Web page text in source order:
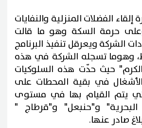
الفضلات المنزلية والنفايات
حرمة السكة وهو ما قالت
الشركة ويعرقل تنفيذ البرنامج
وهوما تسجله الشركة في هذه
حيث حدّت هذه السلوكيات
في بقية المحطات على
يتم القيام بها في مستوى
و"حنبعل" و"قرطاج "
صادر عنها.